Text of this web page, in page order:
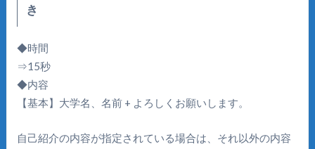
き
◆時間
⇒15秒
◆内容
【基本】大学名、名前 + よろしくお願いします。
自己紹介の内容が指定されている場合は、それ以外の内容